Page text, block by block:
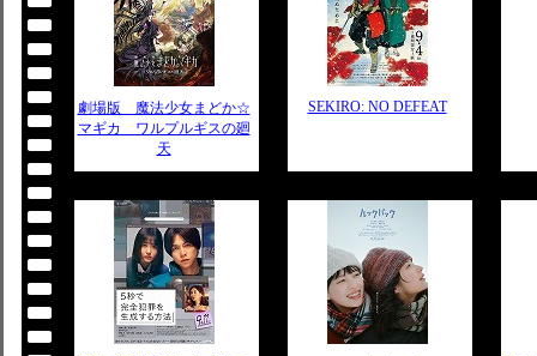
劇場版 魔法少女まどか☆
マギカ ワルプルギスの廻
天
SEKIRO: NO DEFEAT